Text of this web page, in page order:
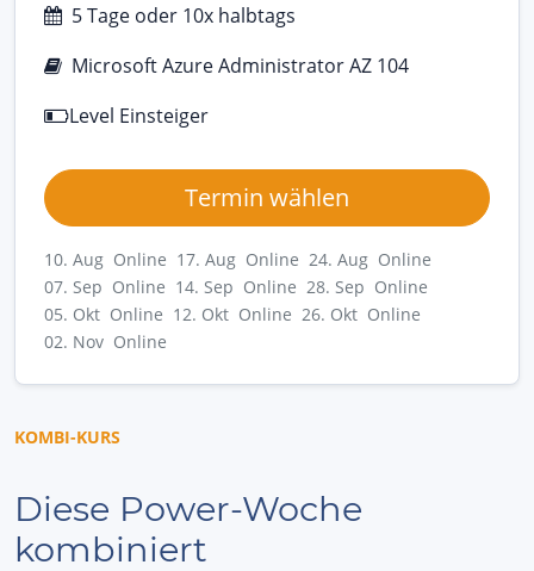
5 Tage oder 10x halbtags
Microsoft Azure Administrator AZ 104
Level Einsteiger
Termin wählen
10. Aug Online 17. Aug Online 24. Aug Online
07. Sep Online 14. Sep Online 28. Sep Online
05. Okt Online 12. Okt Online 26. Okt Online
02. Nov Online
KOMBI-KURS
Diese Power-Woche
kombiniert